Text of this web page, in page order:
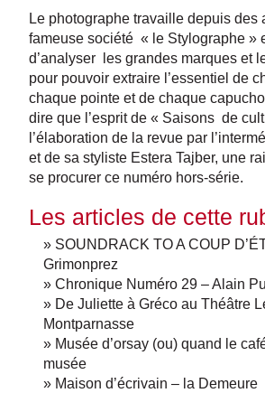
Le photographe travaille depuis des
fameuse société « le Stylographe »
d’analyser les grandes marques et
pour pouvoir extraire l’essentiel de
chaque pointe et de chaque
dire que l’esprit de « Saisons de
l’élaboration de la revue par
et de sa styliste Estera Tajber, une
se procurer ce numéro hors-série.
Les articles de cette
» SOUNDRACK TO A COUP
Grimonprez
» Chronique Numéro 29 – Alain
» De Juliette à Gréco au Théâtre
Montparnasse
» Musée d’orsay (ou) quand le
musée
» Maison d’écrivain – la